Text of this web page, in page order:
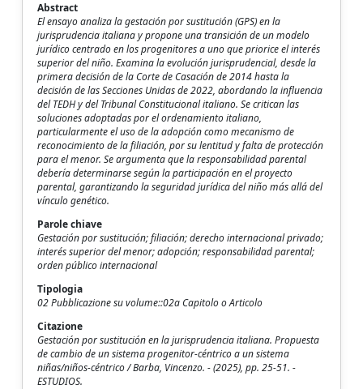
Abstract
El ensayo analiza la gestación por sustitución (GPS) en la
jurisprudencia italiana y propone una transición de un modelo
jurídico centrado en los progenitores a uno que priorice el interés
superior del niño. Examina la evolución jurisprudencial, desde la
primera decisión de la Corte de Casación de 2014 hasta la
decisión de las Secciones Unidas de 2022, abordando la influencia
del TEDH y del Tribunal Constitucional italiano. Se critican las
soluciones adoptadas por el ordenamiento italiano,
particularmente el uso de la adopción como mecanismo de
reconocimiento de la filiación, por su lentitud y falta de protección
para el menor. Se argumenta que la responsabilidad parental
debería determinarse según la participación en el proyecto
parental, garantizando la seguridad jurídica del niño más allá del
vínculo genético.
Parole chiave
Gestación por sustitución; filiación; derecho internacional privado;
interés superior del menor; adopción; responsabilidad parental;
orden público internacional
Tipologia
02 Pubblicazione su volume::02a Capitolo o Articolo
Citazione
Gestación por sustitución en la jurisprudencia italiana. Propuesta
de cambio de un sistema progenitor-céntrico a un sistema
niñas/niños-céntrico / Barba, Vincenzo. - (2025), pp. 25-51. -
ESTUDIOS.